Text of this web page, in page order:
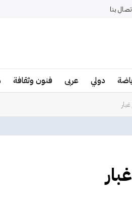
بنا
دولي عربى فنون وثقافة